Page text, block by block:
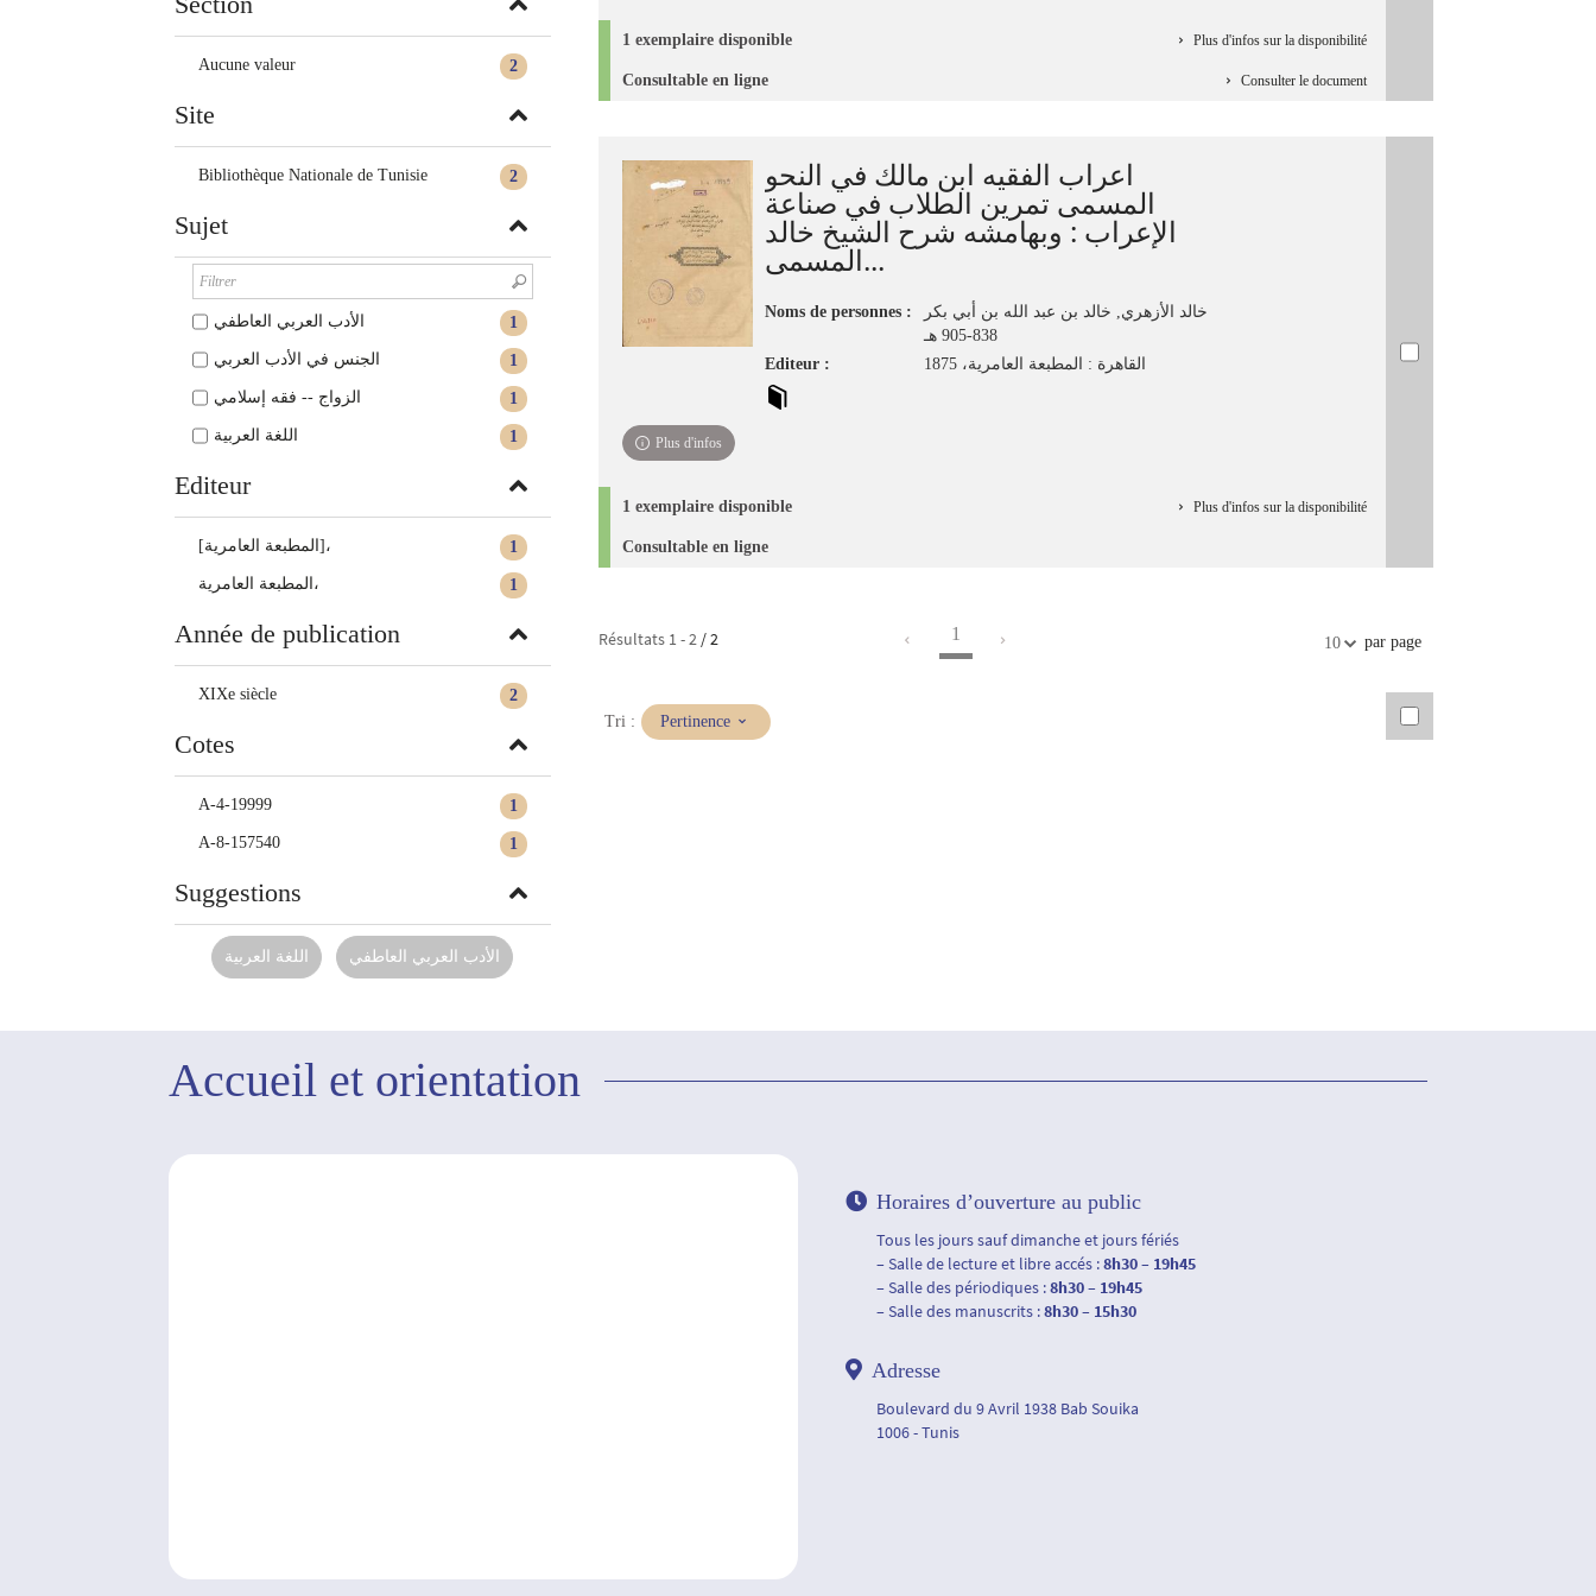
1 exemplaire disponible Plus d'infos sur la disponibilité
Consultable en ligne Consulter le document
اعراب الفقيه ابن مالك في النحو
المسمى تمرين الطلاب في صناعة
الإعراب : وبهامشه شرح الشيخ خالد
المسمى...
Noms de personnes :
خالد الأزهري, خالد بن عبد الله بن أبي بكر
838-905 هـ
Editeur :
القاهرة : المطبعة العامرية، 1875
Plus d'infos
1 exemplaire disponible Plus d'infos sur la disponibilité
Consultable en ligne
Résultats 1 -2 / 2 1 10 par page
Tri :(MisePertinence
2
Aucune valeur
Site
2
Bibliothèque Nationale de Tunisie
Sujet
1 الأدب العربي العاطفي
1 الجنس في الأدب العربي
1 الزواج -- فقه إسلامي
1 اللغة العربية
Editeur
1 [المطبعة العامرية]،
1 المطبعة العامرية،
Année de publication
2
XIXe siècle
Cotes
1
A-4-19999
1
A-8-157540
Suggestions
اللغة العربية الأدب العربي العاطفي
Accueil et orientation
Horaires d’ouverture au public
Tous les jours sauf dimanche et jours fériés
– Salle de lecture et libre accés :8h30 – 19h45
– Salle des périodiques :8h30 – 19h45
– Salle des manuscrits :8h30 – 15h30
Adresse
Boulevard du 9 Avril 1938 Bab Souika
1006 - Tunis